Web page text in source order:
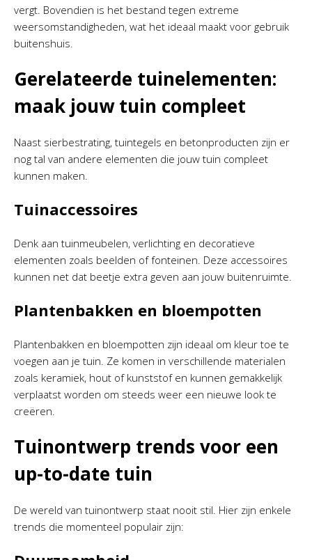
vergt. Bovendien is het bestand tegen extreme
weersomstandigheden, wat het ideaal maakt voor gebruik
buitenshuis.
Gerelateerde tuinelementen:
maak jouw tuin compleet
Naast sierbestrating, tuintegels en betonproducten zijn er
nog tal van andere elementen die jouw tuin compleet
kunnen maken.
Tuinaccessoires
Denk aan tuinmeubelen, verlichting en decoratieve
elementen zoals beelden of fonteinen. Deze accessoires
kunnen net dat beetje extra geven aan jouw buitenruimte.
Plantenbakken en bloempotten
Plantenbakken en bloempotten zijn ideaal om kleur toe te
voegen aan je tuin. Ze komen in verschillende materialen
zoals keramiek, hout of kunststof en kunnen gemakkelijk
verplaatst worden om steeds weer een nieuwe look te
creëren.
Tuinontwerp trends voor een
up-to-date tuin
De wereld van tuinontwerp staat nooit stil. Hier zijn enkele
trends die momenteel populair zijn: